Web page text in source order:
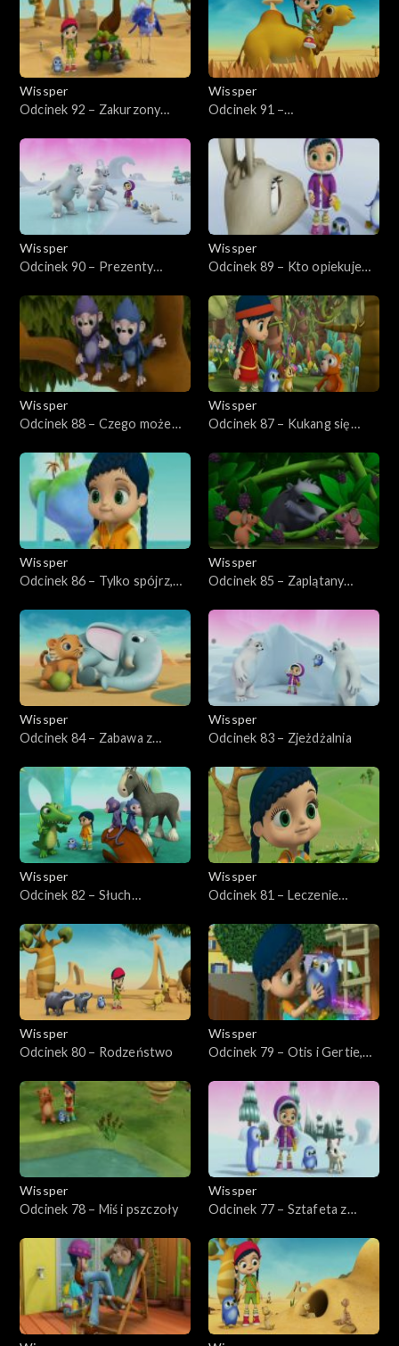
Wissper
Odcinek 92 – Zakurzony
Wissper
Odcinek 91 –
Wissper
Odcinek 90 – Prezenty
Wissper
Odcinek 89 – Kto opiekuje
Wissper
Odcinek 88 – Czego może
Wissper
Odcinek 87 – Kukang się
Wissper
Odcinek 86 – Tylko spójrz,
Wissper
Odcinek 85 – Zaplątany
Wissper
Odcinek 84 – Zabawa z
Wissper
Odcinek 83 – Zjeżdżalnia
Wissper
Odcinek 82 – Słuch
Wissper
Odcinek 81 – Leczenie
Wissper
Odcinek 80 – Rodzeństwo
Wissper
Odcinek 79 – Otis i Gertie,
Wissper
Odcinek 78 – Miś i pszczoły
Wissper
Odcinek 77 – Sztafeta z